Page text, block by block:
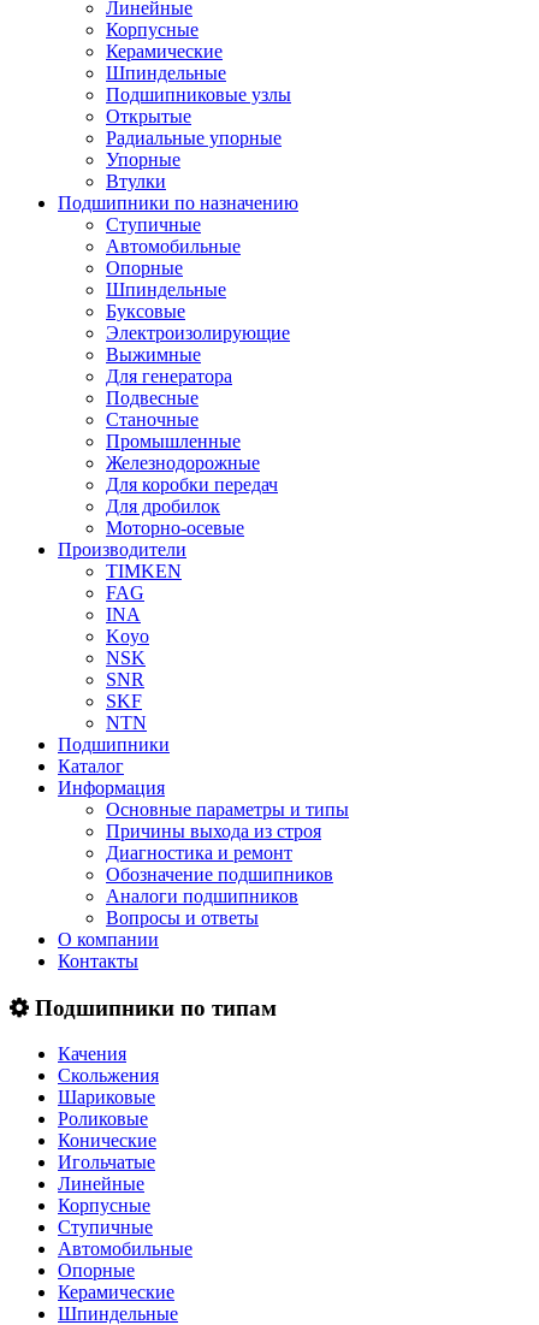
Линейные
Корпусные
Керамические
Шпиндельные
Подшипниковые узлы
Открытые
Радиальные упорные
Упорные
Втулки
Подшипники по назначению
Ступичные
Автомобильные
Опорные
Шпиндельные
Буксовые
Электроизолирующие
Выжимные
Для генератора
Подвесные
Станочные
Промышленные
Железнодорожные
Для коробки передач
Для дробилок
Моторно-осевые
Производители
TIMKEN
FAG
INA
Koyo
NSK
SNR
SKF
NTN
Подшипники
Каталог
Информация
Основные параметры и типы
Причины выхода из строя
Диагностика и ремонт
Обозначение подшипников
Аналоги подшипников
Вопросы и ответы
О компании
Контакты
Подшипники по типам
Качения
Скольжения
Шариковые
Роликовые
Конические
Игольчатые
Линейные
Корпусные
Ступичные
Автомобильные
Опорные
Керамические
Шпиндельные